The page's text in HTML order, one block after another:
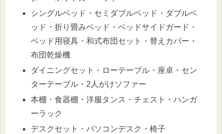
シングルベッド・セミダブルベッド・ダブルベ
ッド・折り畳みベッド・ベッドサイドガード・
ベッド用寝具・和式布団セット・替えカバー・
布団乾燥機
ダイニングセット・ローテーブル・座卓・セン
ターテーブル・2人がけソファー
本棚・食器棚・洋服タンス・チェスト・ハンガ
ーラック
デスクセット・パソコンデスク・椅子